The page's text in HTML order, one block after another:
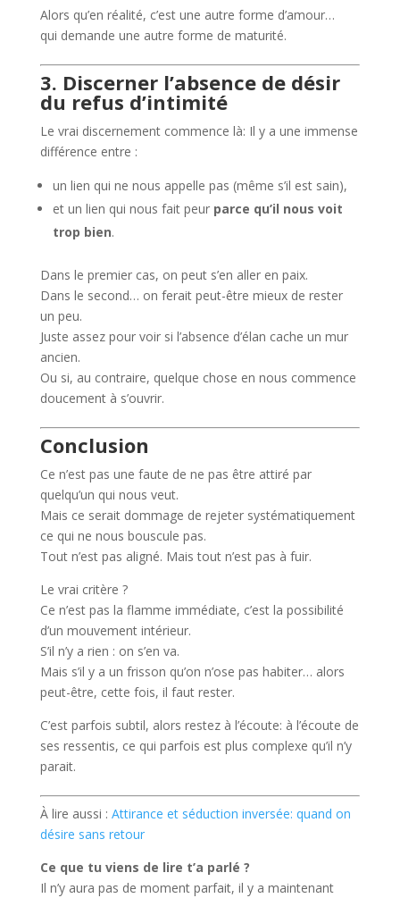
Alors qu’en réalité, c’est une autre forme d’amour…
qui demande une autre forme de maturité.
3. Discerner l’absence de désir
du refus d’intimité
Le vrai discernement commence là: Il y a une immense
différence entre :
un lien qui ne nous appelle pas (même s’il est sain),
et un lien qui nous fait peur parce qu’il nous voit
trop bien.
Dans le premier cas, on peut s’en aller en paix.
Dans le second… on ferait peut-être mieux de rester
un peu.
Juste assez pour voir si l’absence d’élan cache un mur
ancien.
Ou si, au contraire, quelque chose en nous commence
doucement à s’ouvrir.
Conclusion
Ce n’est pas une faute de ne pas être attiré par
quelqu’un qui nous veut.
Mais ce serait dommage de rejeter systématiquement
ce qui ne nous bouscule pas.
Tout n’est pas aligné. Mais tout n’est pas à fuir.
Le vrai critère ?
Ce n’est pas la flamme immédiate, c’est la possibilité
d’un mouvement intérieur.
S’il n’y a rien : on s’en va.
Mais s’il y a un frisson qu’on n’ose pas habiter… alors
peut-être, cette fois, il faut rester.
C’est parfois subtil, alors restez à l’écoute: à l’écoute de
ses ressentis, ce qui parfois est plus complexe qu’il n’y
parait.
À lire aussi : Attirance et séduction inversée: quand on
désire sans retour
Ce que tu viens de lire t’a parlé ?
Il n’y aura pas de moment parfait, il y a maintenant